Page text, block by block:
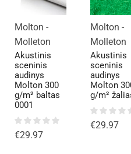
Molton -
Molleton
Akustinis
sceninis
audinys
Molton 300
g/m² baltas
0001
€29.97
Molton -
Molleton
Akustinis
sceninis
audinys
Molton
g/m²
€29.97